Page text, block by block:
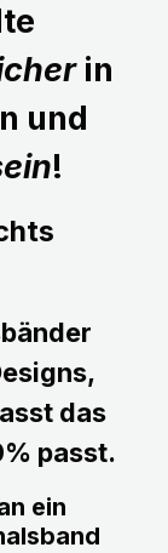
in
und
!
das
passt.
ein